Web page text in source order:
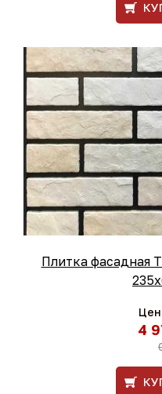
Плитка фасадная
4